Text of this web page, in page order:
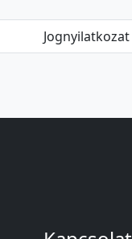
Jognyilatkozat